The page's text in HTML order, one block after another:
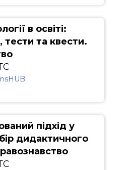
в освіті:
тести та квести.
підхід у
дидактичного